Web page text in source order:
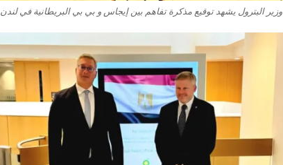
وزير البترول يشهد توقيع مذكرة تفاهم بين إيجاس و بي بي البريطانية في لندن